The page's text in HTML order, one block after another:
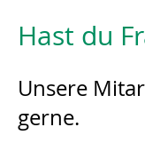
Hast du
Unsere
gerne.